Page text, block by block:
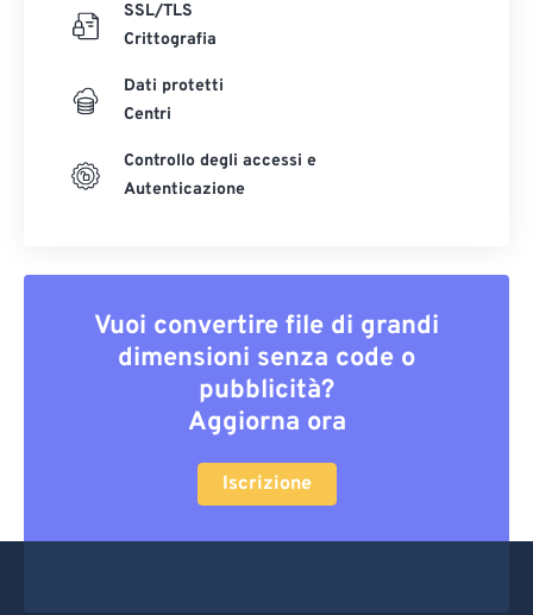
SSL/TLS
Crittografia
Dati protetti
Centri
Controllo degli accessi e
Autenticazione
Vuoi convertire file di grandi
dimensioni senza code o
pubblicità?
Aggiorna ora
Iscrizione